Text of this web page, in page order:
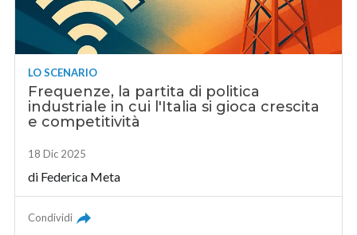
LO SCENARIO
Frequenze, la partita di politica
industriale in cui l'Italia si gioca crescita
e competitività
18 Dic 2025
di Federica Meta
Condividi